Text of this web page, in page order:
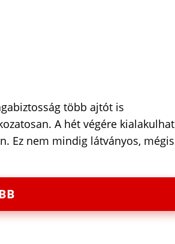
több ajtót is
A hét végére kialakulhat
Ez nem mindig látványos, mégis